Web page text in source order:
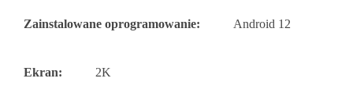
Zainstalowane oprogramowanie: Android 12
Ekran: 2K